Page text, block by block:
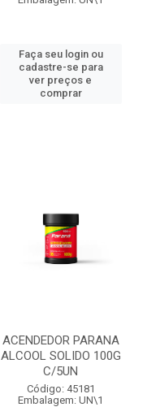
Faça seu login ou
cadastre-se para
ver preços e
comprar
ACENDEDOR PARANA
ALCOOL SOLIDO 100G
C/5UN
Código: 45181
Embalagem: UN\1